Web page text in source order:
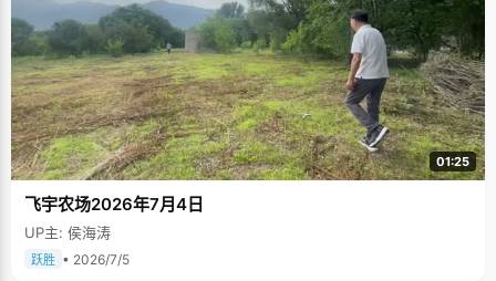
01:25
飞宇农场2026年7月4日
UP主: 侯海涛
跃胜 • 2026/7/5